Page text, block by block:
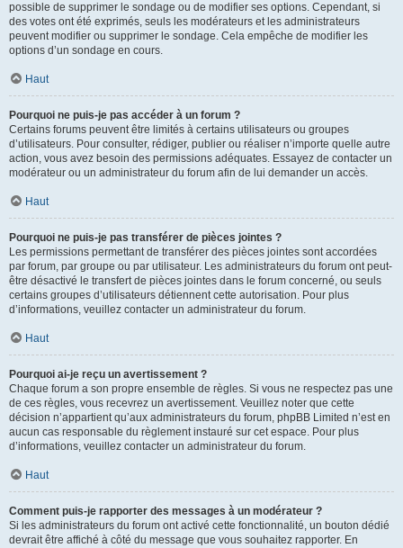
possible de supprimer le sondage ou de modifier ses options. Cependant, si
des votes ont été exprimés, seuls les modérateurs et les administrateurs
peuvent modifier ou supprimer le sondage. Cela empêche de modifier les
options d’un sondage en cours.
Haut
Pourquoi ne puis-je pas accéder à un forum ?
Certains forums peuvent être limités à certains utilisateurs ou groupes
d’utilisateurs. Pour consulter, rédiger, publier ou réaliser n’importe quelle autre
action, vous avez besoin des permissions adéquates. Essayez de contacter un
modérateur ou un administrateur du forum afin de lui demander un accès.
Haut
Pourquoi ne puis-je pas transférer de pièces jointes ?
Les permissions permettant de transférer des pièces jointes sont accordées
par forum, par groupe ou par utilisateur. Les administrateurs du forum ont peut-
être désactivé le transfert de pièces jointes dans le forum concerné, ou seuls
certains groupes d’utilisateurs détiennent cette autorisation. Pour plus
d’informations, veuillez contacter un administrateur du forum.
Haut
Pourquoi ai-je reçu un avertissement ?
Chaque forum a son propre ensemble de règles. Si vous ne respectez pas une
de ces règles, vous recevrez un avertissement. Veuillez noter que cette
décision n’appartient qu’aux administrateurs du forum, phpBB Limited n’est en
aucun cas responsable du règlement instauré sur cet espace. Pour plus
d’informations, veuillez contacter un administrateur du forum.
Haut
Comment puis-je rapporter des messages à un modérateur ?
Si les administrateurs du forum ont activé cette fonctionnalité, un bouton dédié
devrait être affiché à côté du message que vous souhaitez rapporter. En